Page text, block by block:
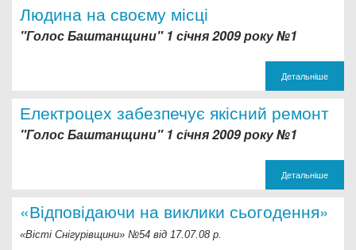
Людина на своєму місці
"Голос Баштанщини" 1 січня 2009 року №1
Детальніше
Електроцех забезпечує якісний ремонт
"Голос Баштанщини" 1 січня 2009 року №1
Детальніше
«Відповідаючи на виклики сьогодення»
«Вісті Снігурівщини» №54 від 17.07.08 р.